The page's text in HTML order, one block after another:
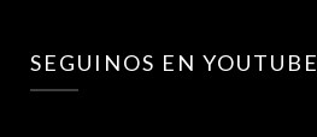
SEGUINOS EN YOUTUBE